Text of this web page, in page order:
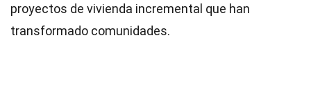
proyectos de vivienda incremental que han
transformado comunidades.